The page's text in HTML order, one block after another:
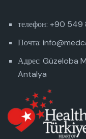
телефон: +90
Почта:
Адрес: Güzeloba
Antalya